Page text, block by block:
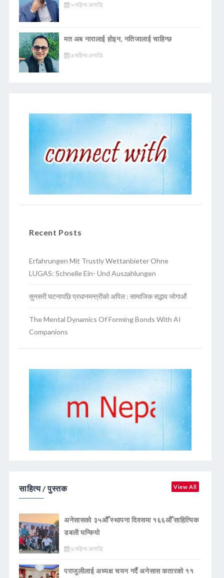
५ महिना अगाडि
मत अब नारालाई होइन, नतिजालाई चाहिन्छ
७ महिना अगाडि
Recent Posts
Erfahrungen Mit Trustly Wettanbieter Ohne
LUGAS: Schnelle Ein- Und Auszahlungen
सुनसरी घटनापछि प्रधानमन्त्रीको अपिल : सामाजिक सद्भाव जोगाऔं
The Mental Dynamics Of Forming Bonds With AI
Companions
साहित्य / पुस्तक View All
अनेसासको ३५औँ स्थापना दिवसमा १६६औँ साहित्यिक
डबली घन्कियाे
७ महिना अगाडि
पराजुलीलाई अध्यक्ष चयन गर्दै अनेसास कतारको ११